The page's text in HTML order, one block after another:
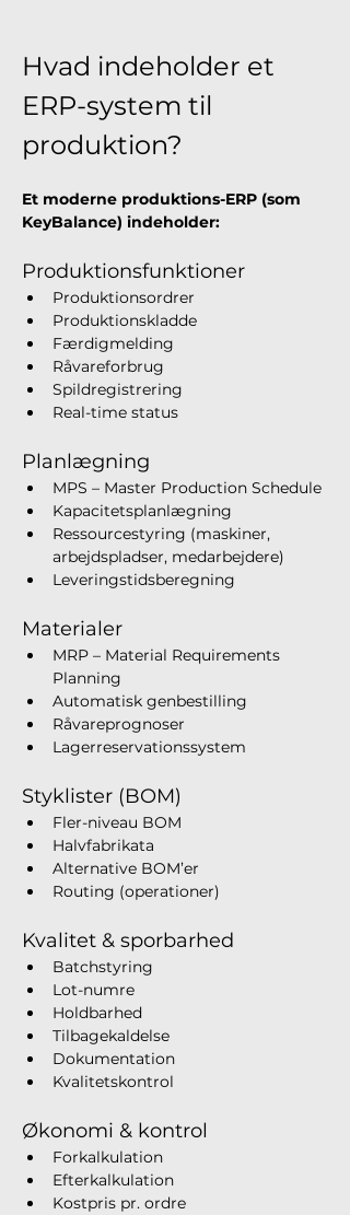
Hvad indeholder et
ERP-system til
produktion?
Et moderne produktions-ERP (som
KeyBalance) indeholder:
Produktionsfunktioner
Produktionsordrer
Produktionskladde
Færdigmelding
Råvareforbrug
Spildregistrering
Real-time status
Planlægning
MPS – Master Production Schedule
Kapacitetsplanlægning
Ressourcestyring (maskiner,
arbejdspladser, medarbejdere)
Leveringstidsberegning
Materialer
MRP – Material Requirements
Planning
Automatisk genbestilling
Råvareprognoser
Lagerreservationssystem
Styklister (BOM)
Fler-niveau BOM
Halvfabrikata
Alternative BOM’er
Routing (operationer)
Kvalitet & sporbarhed
Batchstyring
Lot-numre
Holdbarhed
Tilbagekaldelse
Dokumentation
Kvalitetskontrol
Økonomi & kontrol
Forkalkulation
Efterkalkulation
Kostpris pr. ordre